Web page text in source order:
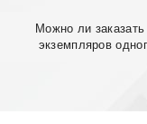
Можно ли заказать
экземпляров